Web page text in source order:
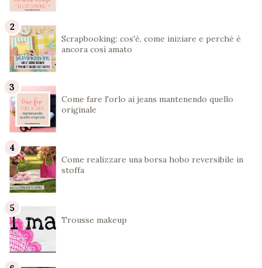
Scrapbooking: cos'è, come iniziare e perché è
ancora così amato
Come fare l'orlo ai jeans mantenendo quello
originale
Come realizzare una borsa hobo reversibile in
stoffa
Trousse makeup